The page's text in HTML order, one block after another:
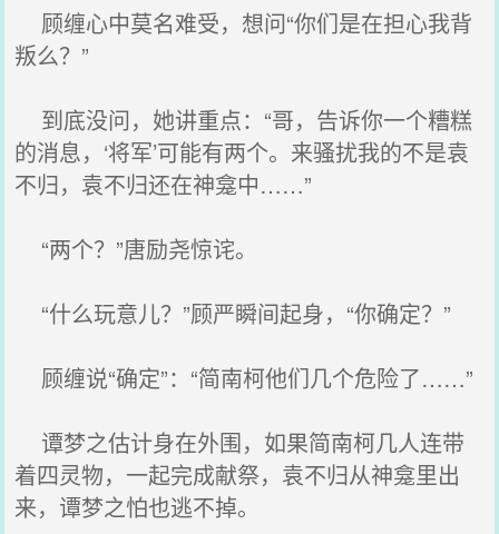
顾缠心中莫名难受，想问“你们是在担心我背
叛么？”
到底没问，她讲重点：“哥，告诉你一个糟糕
的消息，‘将军’可能有两个。来骚扰我的不是袁
不归，袁不归还在神龛中……”
“两个？”唐励尧惊诧。
“什么玩意儿？”顾严瞬间起身，“你确定？”
顾缠说“确定”：“简南柯他们几个危险了……”
谭梦之估计身在外围，如果简南柯几人连带
着四灵物，一起完成献祭，袁不归从神龛里出
来，谭梦之怕也逃不掉。